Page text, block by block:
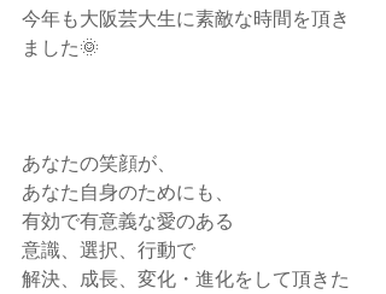
今年も大阪芸大生に素敵な時間を頂き
ました🌞
あなたの笑顔が、
あなた自身のためにも、
有効で有意義な愛のある
意識、選択、行動で
解決、成長、変化・進化をして頂きた